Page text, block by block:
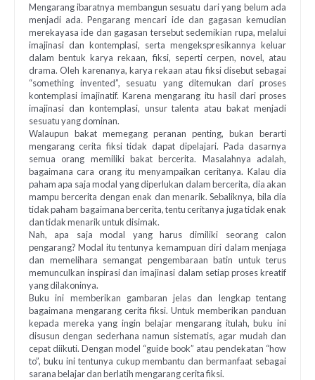
Mengarang ibaratnya membangun sesuatu dari yang belum ada
menjadi ada. Pengarang mencari ide dan gagasan kemudian
merekayasa ide dan gagasan tersebut sedemikian rupa, melalui
imajinasi dan kontemplasi, serta mengekspresikannya keluar
dalam bentuk karya rekaan, fiksi, seperti cerpen, novel, atau
drama. Oleh karenanya, karya rekaan atau fiksi disebut sebagai
“something invented”, sesuatu yang ditemukan dari proses
kontemplasi imajinatif. Karena mengarang itu hasil dari proses
imajinasi dan kontemplasi, unsur talenta atau bakat menjadi
sesuatu yang dominan.
Walaupun bakat memegang peranan penting, bukan berarti
mengarang cerita fiksi tidak dapat dipelajari. Pada dasarnya
semua orang memiliki bakat bercerita. Masalahnya adalah,
bagaimana cara orang itu menyampaikan ceritanya. Kalau dia
paham apa saja modal yang diperlukan dalam bercerita, dia akan
mampu bercerita dengan enak dan menarik. Sebaliknya, bila dia
tidak paham bagaimana bercerita, tentu ceritanya juga tidak enak
dan tidak menarik untuk disimak.
Nah, apa saja modal yang harus dimiliki seorang calon
pengarang? Modal itu tentunya kemampuan diri dalam menjaga
dan memelihara semangat pengembaraan batin untuk terus
memunculkan inspirasi dan imajinasi dalam setiap proses kreatif
yang dilakoninya.
Buku ini memberikan gambaran jelas dan lengkap tentang
bagaimana mengarang cerita fiksi. Untuk memberikan panduan
kepada mereka yang ingin belajar mengarang itulah, buku ini
disusun dengan sederhana namun sistematis, agar mudah dan
cepat diikuti. Dengan model “guide book” atau pendekatan “how
to”, buku ini tentunya cukup membantu dan bermanfaat sebagai
sarana belajar dan berlatih mengarang cerita fiksi.